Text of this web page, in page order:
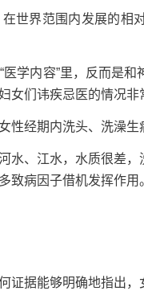
界范围内发展的相
内容”里，反而是和
女们讳疾忌医的情况非
经期内洗头、洗澡生
、江水，水质很差，
致病因子借机发挥作
据能够明确地指出，